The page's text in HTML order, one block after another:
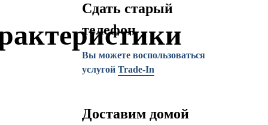
Сдать старый
телефон
Вы можете воспользоваться
услугой Trade-In
Доставим домой